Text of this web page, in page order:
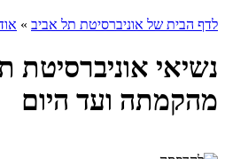
לדף הבית של אוניברסיטת תל אביב »
נשיאי אוניברסיטת
מהקמתה ועד היום